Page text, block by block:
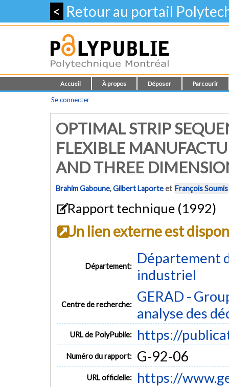
< Retour au portail
Accueil À propos Déposer Parcourir
Se connecter
OPTIMAL STRIP
FLEXIBLE
AND THREE
Brahim Gaboune,Gilbert Laporteet François Soumis
Rapport technique (1992)
Un lien externe est
Département:
Département
industriel
Centre de recherche:
GERAD -
analyse des
URL de PolyPublie: https://
Numéro du rapport: G-92-06
URL officielle: https://